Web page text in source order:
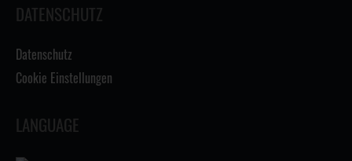
DATENSCHUTZ
Datenschutz
Cookie Einstellungen
LANGUAGE